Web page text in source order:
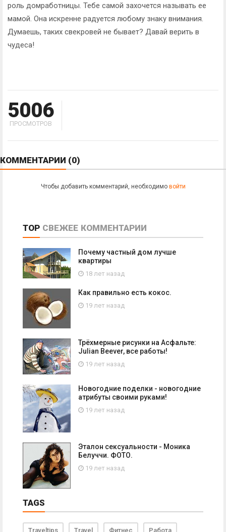
роль домработницы. Тебе самой захочется называть ее
мамой. Она искренне радуется любому знаку внимания.
Думаешь, таких свекровей не бывает? Давай верить в
чудеса!
5006
ПРОСМОТРОВ
КОММЕНТАРИИ (0)
Чтобы добавить комментарий, необходимо войти
TOP СВЕЖЕЕ КОММЕНТАРИИ
Почему частный дом лучше
квартиры
18 лет назад
Как правильно есть кокос.
19 лет назад
Трёхмерные рисунки на Асфальте:
Julian Beever, все работы!
19 лет назад
Новогодние поделки - новогодние
атрибуты своими руками!
19 лет назад
Эталон сексуальности - Моника
Белуччи. ФОТО.
19 лет назад
TAGS
Traveltips Travel Фитнес Работа